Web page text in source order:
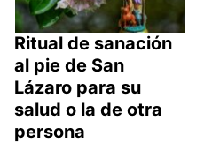
Ritual de sanación
al pie de San
Lázaro para su
salud o la de otra
persona